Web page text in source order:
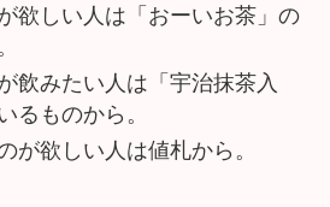
欲しい人は「おーいお茶」の
飲みたい人は「宇治抹茶入
るものから。
が欲しい人は値札から。